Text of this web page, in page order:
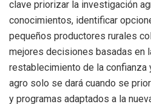
clave priorizar la investigación
conocimientos, identificar
pequeños productores rurales
mejores decisiones basadas en
restablecimiento de la
agro solo se dará cuando se
y programas adaptados a la